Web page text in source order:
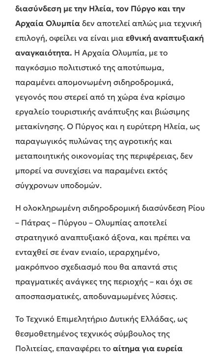
διασύνδεση με την Ηλεία, τον Πύργο και την
Αρχαία Ολυμπία δεν αποτελεί απλώς μια τεχνική
επιλογή, οφείλει να είναι μια εθνική αναπτυξιακή
αναγκαιότητα. Η Αρχαία Ολυμπία, με το
παγκόσμιο πολιτιστικό της αποτύπωμα,
παραμένει απομονωμένη σιδηροδρομικά,
γεγονός που στερεί από τη χώρα ένα κρίσιμο
εργαλείο τουριστικής ανάπτυξης και βιώσιμης
μετακίνησης. Ο Πύργος και η ευρύτερη Ηλεία, ως
παραγωγικός πυλώνας της αγροτικής και
μεταποιητικής οικονομίας της περιφέρειας, δεν
μπορεί να συνεχίσει να παραμένει εκτός
σύγχρονων υποδομών.
Η ολοκληρωμένη σιδηροδρομική διασύνδεση Ρίου
– Πάτρας – Πύργου – Ολυμπίας αποτελεί
στρατηγικό αναπτυξιακό άξονα, και πρέπει να
ενταχθεί σε έναν ενιαίο, ιεραρχημένο,
μακρόπνοο σχεδιασμό που θα απαντά στις
πραγματικές ανάγκες της περιοχής – και όχι σε
αποσπασματικές, αποδυναμωμένες λύσεις.
Το Τεχνικό Επιμελητήριο Δυτικής Ελλάδας, ως
θεσμοθετημένος τεχνικός σύμβουλος της
Πολιτείας, επαναφέρει το αίτημα για ευρεία